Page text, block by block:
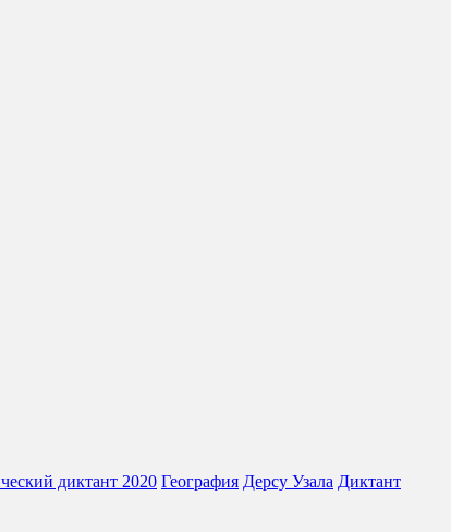
диктант 2020 География Дерсу Узала Диктант